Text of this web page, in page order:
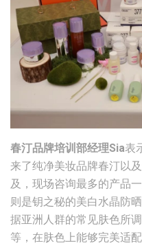
春汀品牌培训部经理Sia表
来了纯净美妆品牌春汀以
及，现场咨询最多的产品
则是钥之秘的美白水晶防
据亚洲人群的常见肤色所
等，在肤色上能够完美适